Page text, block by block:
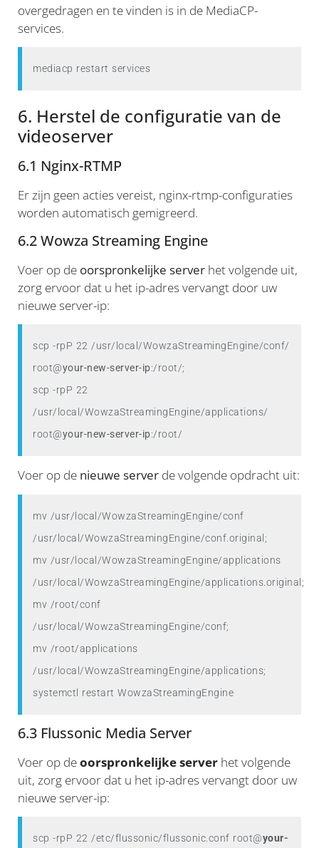
overgedragen en te vinden is in de MediaCP-
services.
mediacp restart services
6. Herstel de configuratie van de
videoserver
6.1 Nginx-RTMP
Er zijn geen acties vereist, nginx-rtmp-configuraties
worden automatisch gemigreerd.
6.2 Wowza Streaming Engine
Voer op de oorspronkelijke server het volgende uit,
zorg ervoor dat u het ip-adres vervangt door uw
nieuwe server-ip:
scp -rpP 22 /usr/local/WowzaStreamingEngine/conf/
root@your-new-server-ip:/root/;
scp -rpP 22
/usr/local/WowzaStreamingEngine/applications/
root@your-new-server-ip:/root/
Voer op de nieuwe server de volgende opdracht uit:
mv /usr/local/WowzaStreamingEngine/conf
/usr/local/WowzaStreamingEngine/conf.original;
mv /usr/local/WowzaStreamingEngine/applications
/usr/local/WowzaStreamingEngine/applications.original;
mv /root/conf
/usr/local/WowzaStreamingEngine/conf;
mv /root/applications
/usr/local/WowzaStreamingEngine/applications;
6.3 Flussonic Media Server
Voer op deoorspronkelijke server het volgende
uit, zorg ervoor dat u het ip-adres vervangt door uw
nieuwe server-ip:
scp -rpP 22 /etc/flussonic/flussonic.conf root@your-